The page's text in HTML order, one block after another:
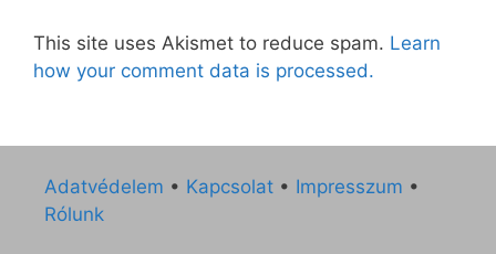
This site uses Akismet to reduce spam. Learn
how your comment data is processed.
Adatvédelem • Kapcsolat • Impresszum •
Rólunk